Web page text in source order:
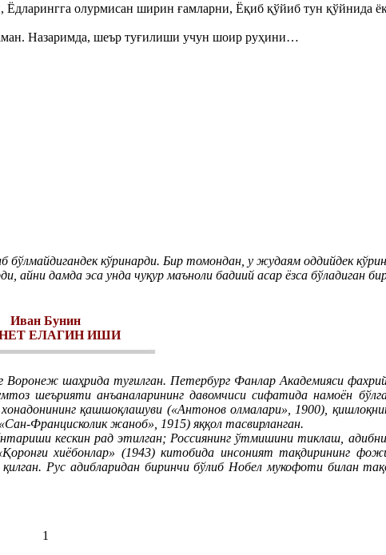
Ёдларингга олурмисан ширин ғамларни, Ёқиб қўйиб тун қўйнида
Назаримда, шеър туғилиши учун шоир руҳини…
кўринарди. Бир томондан, у жудаям оддийдек
айни дамда эса унда чуқур маъноли бадиий асар ёзса бўладиган
Иван Бунин
ЕЛАГИН ИШИ
Воронеж шаҳрида туғилган. Петербург Фанлар Академияси
шеърияти анъаналарининг давомчиси сифатида намоён
қашшоқлашуви («Антонов олмалари», 1900),
Францисколик жаноб», 1915) яққол тасвирланган.
кескин рад этилган; Россиянинг ўтмишини тиклаш,
хиёбонлар» (1943) китобида инсоният тақдирининг
Рус адибларидан биринчи бўлиб Нобел мукофоти билан
1